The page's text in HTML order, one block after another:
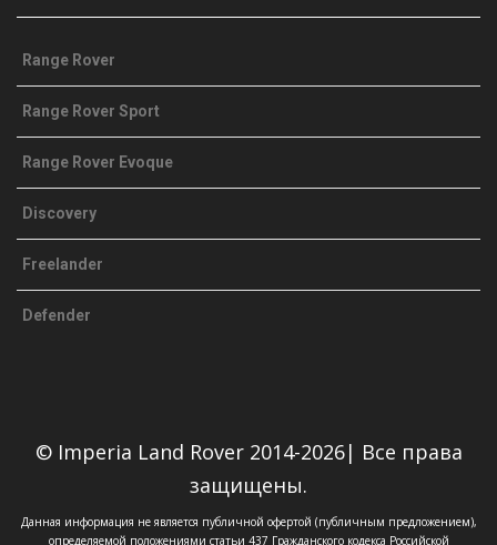
Range Rover
Range Rover Sport
Range Rover Evoque
Discovery
Freelander
Defender
© Imperia Land Rover 2014-2026| Все права
защищены.
Данная информация не является публичной офертой (публичным предложением),
определяемой положениями статьи 437 Гражданского кодекса Российской